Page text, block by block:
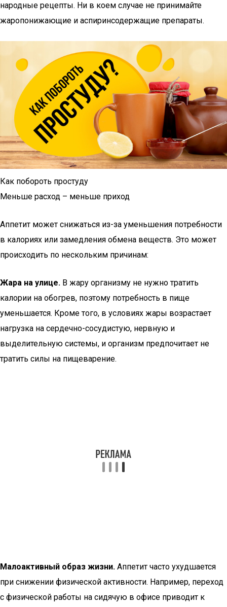
народные рецепты. Ни в коем случае не принимайте
жаропонижающие и аспиринсодержащие препараты.
Как побороть простуду
Меньше расход – меньше приход
Аппетит может снижаться из-за уменьшения потребности
в калориях или замедления обмена веществ. Это может
происходить по нескольким причинам:
Жара на улице. В жару организму не нужно тратить
калории на обогрев, поэтому потребность в пище
уменьшается. Кроме того, в условиях жары возрастает
нагрузка на сердечно-сосудистую, нервную и
выделительную системы, и организм предпочитает не
тратить силы на пищеварение.
Малоактивный образ жизни. Аппетит часто ухудшается
при снижении физической активности. Например, переход
с физической работы на сидячую в офисе приводит к